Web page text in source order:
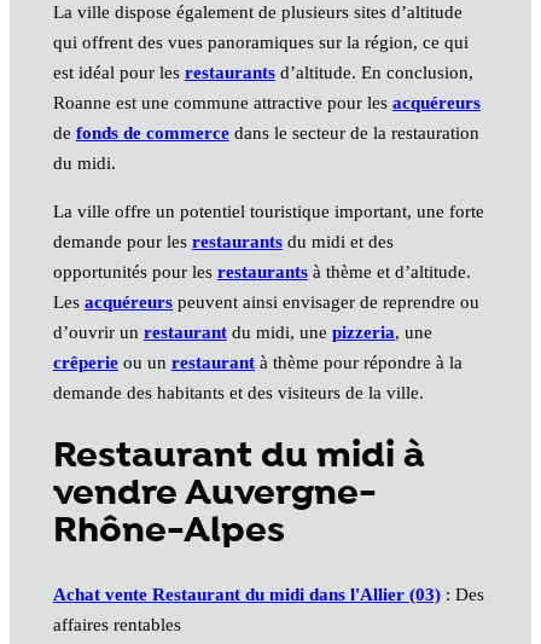
La ville dispose également de plusieurs sites d’altitude
qui offrent des vues panoramiques sur la région, ce qui
est idéal pour les restaurantsd’altitude. En conclusion,
Roanne est une commune attractive pour les acquéreurs
de fonds de commercedans le secteur de la restauration
du midi.
La ville offre un potentiel touristique important, une forte
demande pour les restaurantsdu midi et des
opportunités pour les restaurantsà thème et d’altitude.
Les acquéreurspeuvent ainsi envisager de reprendre ou
d’ouvrir un restaurantdu midi, une pizzeria, une
crêperieou un restaurantà thème pour répondre à la
demande des habitants et des visiteurs de la ville.
Restaurant du midi à
vendre Auvergne-
Rhône-Alpes
Achat vente Restaurant du midi dans l'Allier (03): Des
affaires rentables